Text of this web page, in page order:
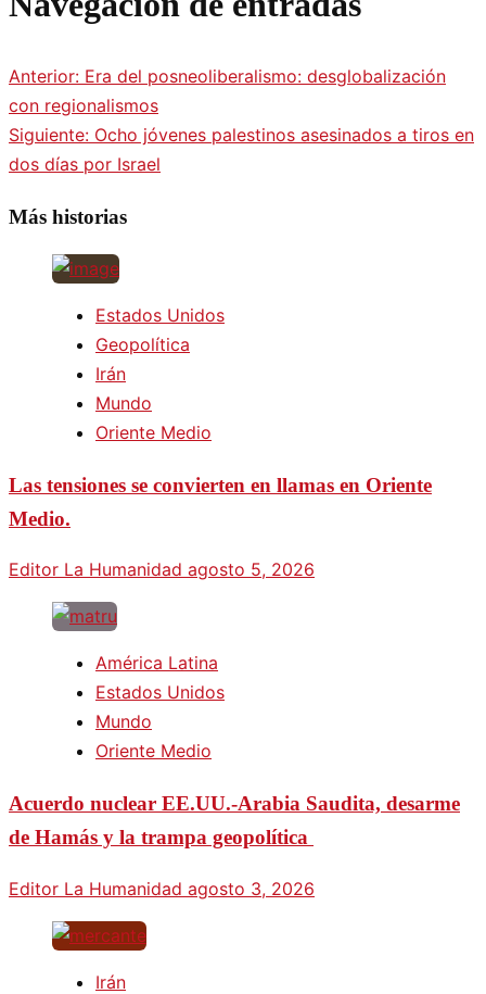
Anterior: Era del posneoliberalismo: desglobalización
con regionalismos
Siguiente: Ocho jóvenes palestinos asesinados a tiros en
dos días por Israel
Más historias
Estados Unidos
Geopolítica
Irán
Mundo
Oriente Medio
Las tensiones se convierten en llamas en Oriente
Medio.
Editor La Humanidad agosto 5, 2026
América Latina
Estados Unidos
Mundo
Oriente Medio
Acuerdo nuclear EE.UU.-Arabia Saudita, desarme
de Hamás y la trampa geopolítica
Editor La Humanidad agosto 3, 2026
Irán